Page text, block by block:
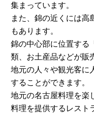
集まっています。
また、錦の近くには高
もあります。
錦の中心部に位置する
類、お土産品などが販
地元の人々や観光客に
することができます。
地元の名古屋料理を楽
料理を提供するレスト